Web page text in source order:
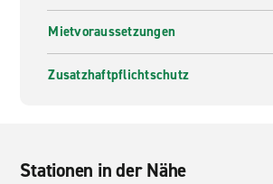
Mietvoraussetzungen
Zusatzhaftpflichtschutz
Stationen in der Nähe